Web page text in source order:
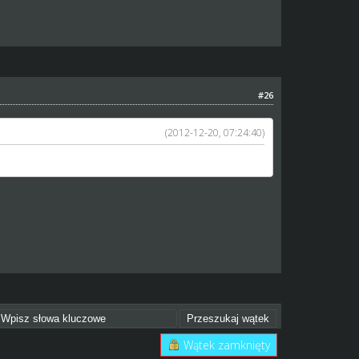
#26
(2012-12-20, 07:24:40)
Wątek zamknięty